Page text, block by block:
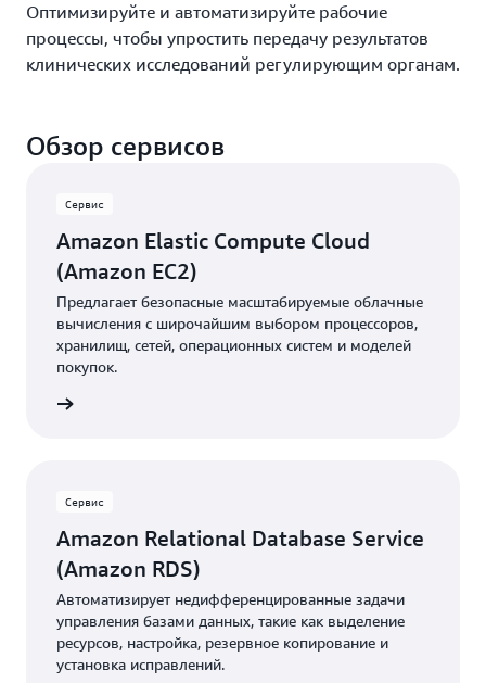
Оптимизируйте и автоматизируйте рабочие
процессы, чтобы упростить передачу результатов
клинических исследований регулирующим органам.
Обзор сервисов
Сервис
Amazon Elastic Compute Cloud
(Amazon EC2)
Предлагает безопасные масштабируемые облачные
вычисления с широчайшим выбором процессоров,
хранилищ, сетей, операционных систем и моделей
покупок.
Сервис
Amazon Relational Database Service
(Amazon RDS)
Автоматизирует недифференцированные задачи
управления базами данных, такие как выделение
ресурсов, настройка, резервное копирование и
установка исправлений.